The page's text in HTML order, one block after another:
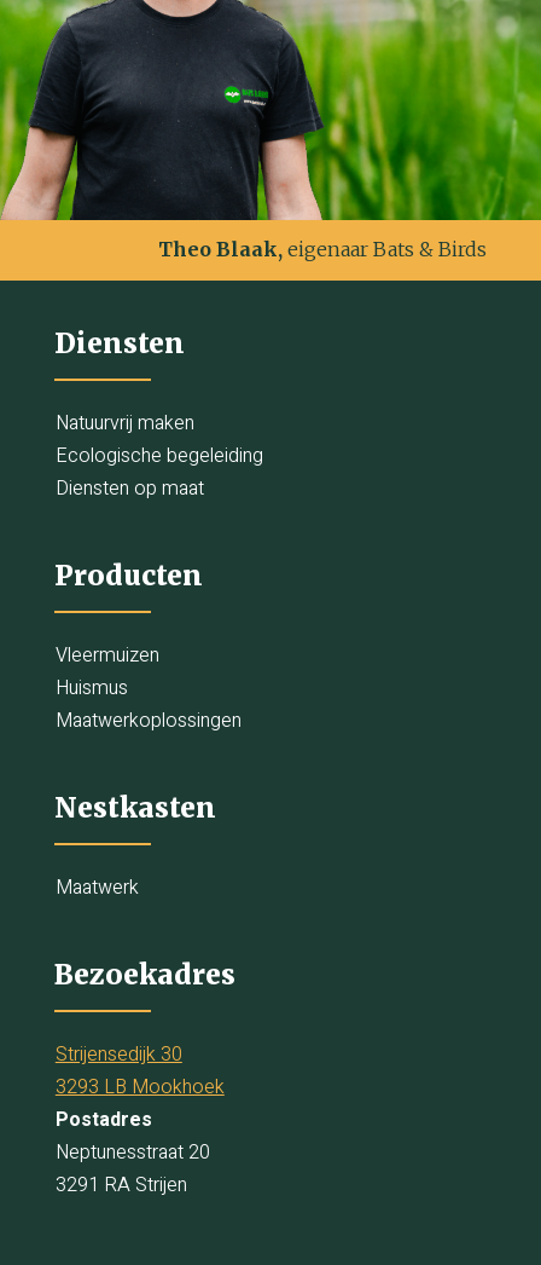
Theo Blaak, eigenaar Bats & Birds
Diensten
Natuurvrij maken
Ecologische begeleiding
Diensten op maat
Producten
Vleermuizen
Huismus
Maatwerkoplossingen
Nestkasten
Maatwerk
Bezoekadres
Strijensedijk 30
3293 LB Mookhoek
Postadres
Neptunesstraat 20
3291 RA Strijen